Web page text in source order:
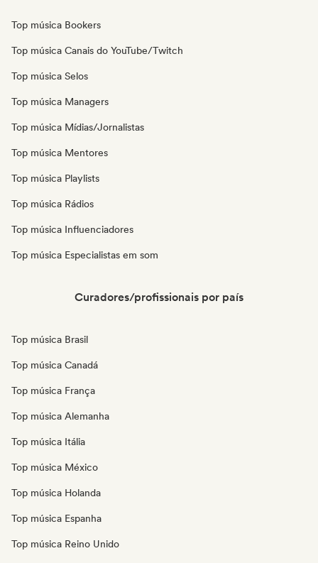
Top música Bookers
Top música Canais do YouTube/Twitch
Top música Selos
Top música Managers
Top música Mídias/Jornalistas
Top música Mentores
Top música Playlists
Top música Rádios
Top música Influenciadores
Top música Especialistas em som
Curadores/profissionais por país
Top música Brasil
Top música Canadá
Top música França
Top música Alemanha
Top música Itália
Top música México
Top música Holanda
Top música Espanha
Top música Reino Unido